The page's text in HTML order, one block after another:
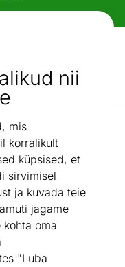
nii
mis
korralikult
küpsised, et
sirvimisel
ja kuvada teie
jagame
oma
"Luba
AI otsing
180×200 cm